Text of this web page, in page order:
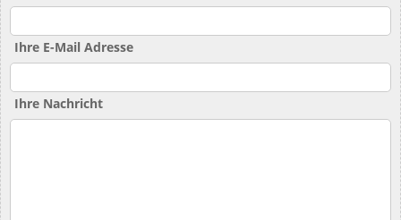
Ihre E-Mail Adresse
Ihre Nachricht